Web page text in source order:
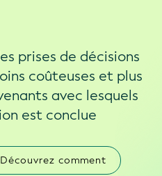
prises de décisions
coûteuses et plus
avec lesquels
est conclue
Découvrez comment